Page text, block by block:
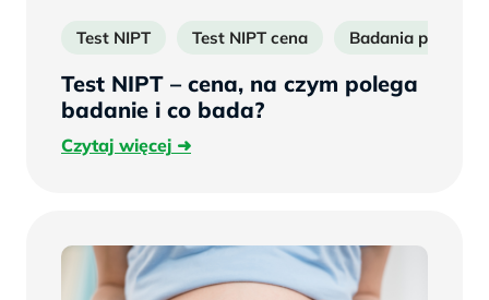
Test NIPT Test NIPT cena Badania
Test NIPT – cena, na czym polega
badanie i co bada?
Czytaj więcejCzytaj